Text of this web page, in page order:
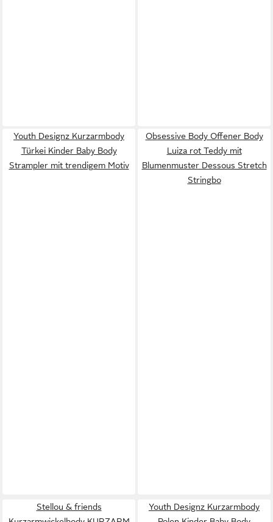
Youth Designz Kurzarmbody
Türkei Kinder Baby Body
Strampler mit trendigem Motiv
Obsessive Body Offener Body
Luiza rot Teddy mit
Blumenmuster Dessous Stretch
Stringbo
Stellou & friends
Youth Designz Kurzarmbody